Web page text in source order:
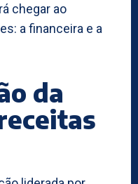
chegar ao
a financeira e a
da